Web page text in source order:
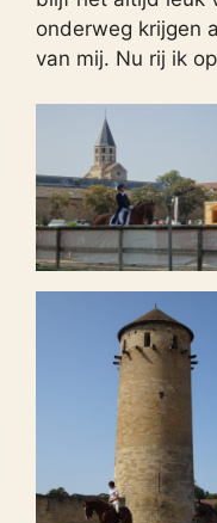
onderweg krijgen
van mij. Nu rij ik